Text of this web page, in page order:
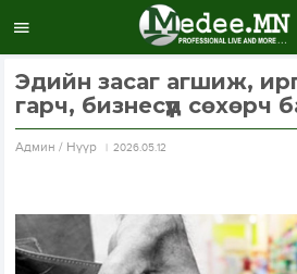
Эдийн засаг агшиж,
гарч, бизнесүүд сөхөрч
Aдмин / Нүүр 2026.05.12